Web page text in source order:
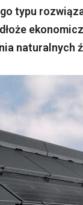
typu
naturalnych